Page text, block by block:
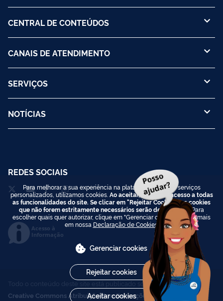
CENTRAL DE CONTEÚDOS
CANAIS DE ATENDIMENTO
SERVIÇOS
NOTÍCIAS
REDES SOCIAIS
Acesso à
Informação
Todo o conteúdo deste site está publicado sob a licença
Creative Commons Atribuição-SemDerivações 3.0 Não
Para melhorar a sua experiência na plataforma e prover serviços
personalizados, utilizamos cookies. Ao aceitar, você terá acesso a todas
as funcionalidades do site. Se clicar em "Rejeitar Cookies", os cookies
que não forem estritamente necessários serão desativados.Para
escolher quais quer autorizar, clique em "Gerenciar cookies". Saiba mais
em nossa Declaração de Cookies
Gerenciar cookies
Rejeitar cookies
Aceitar cookies